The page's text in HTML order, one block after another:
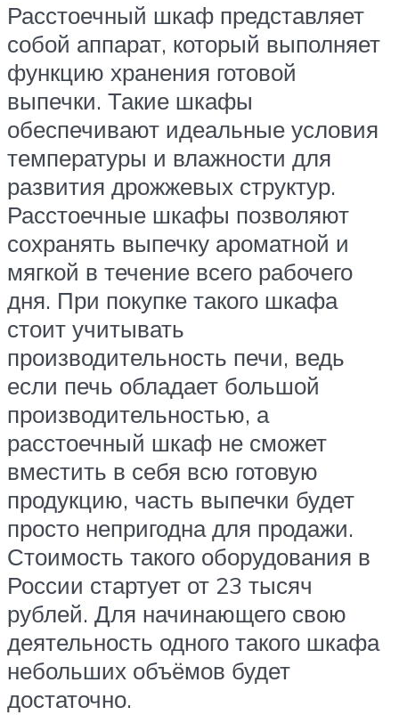
Расстоечный шкаф представляет
собой аппарат, который выполняет
функцию хранения готовой
выпечки. Такие шкафы
обеспечивают идеальные условия
температуры и влажности для
развития дрожжевых структур.
Расстоечные шкафы позволяют
сохранять выпечку ароматной и
мягкой в течение всего рабочего
дня. При покупке такого шкафа
стоит учитывать
производительность печи, ведь
если печь обладает большой
производительностью, а
расстоечный шкаф не сможет
вместить в себя всю готовую
продукцию, часть выпечки будет
просто непригодна для продажи.
Стоимость такого оборудования в
России стартует от 23 тысяч
рублей. Для начинающего свою
деятельность одного такого шкафа
небольших объёмов будет
достаточно.